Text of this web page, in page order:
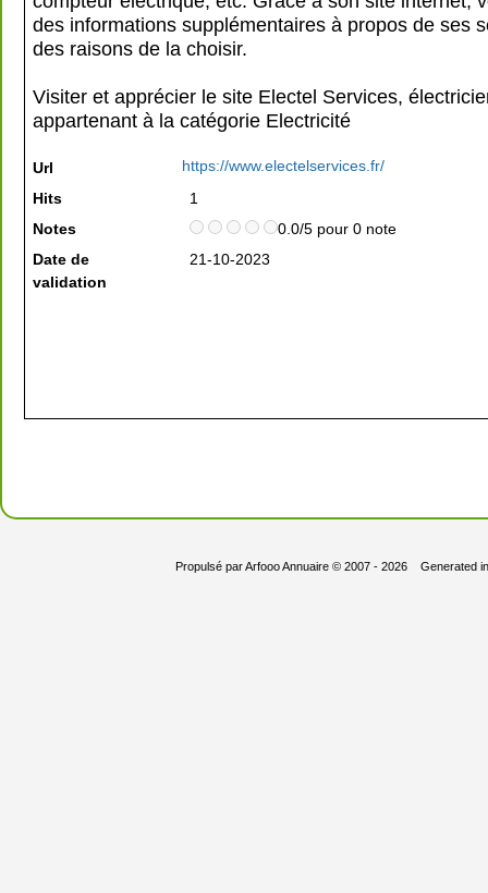
des informations supplémentaires à propos de ses
des raisons de la choisir.
Visiter et apprécier le site Electel Services,
appartenant à la catégorie Electricité
Url
https://www.electelservices.fr/
Hits
1
Notes
0.0/5 pour 0 note
Date de
validation
21-10-2023
Propulsé parArfooo Annuaire© 2007 - 2026 Generated